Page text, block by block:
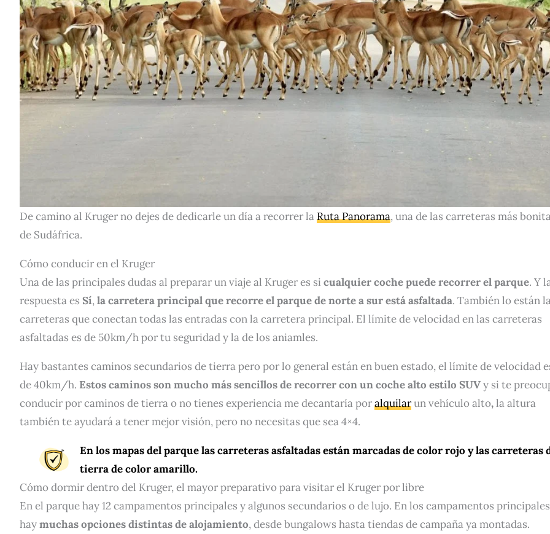
De camino al Kruger no dejes de dedicarle un día a recorrer laRuta Panorama, una de las carreteras más
de Sudáfrica.
Cómo conducir en el Kruger
Una de las principales dudas al preparar un viaje al Kruger es si cualquier coche puede recorrer el parque. Y
respuesta es Sí,la carretera principal que recorre el parque de norte a sur está asfaltada. También lo están
carreteras que conectan todas las entradas con la carretera principal. El límite de velocidad en las carreteras
asfaltadas es de 50km/h por tu seguridad y la de los aniamles.
Hay bastantes caminos secundarios de tierra pero por lo general están en buen estado, el límite de velocidad
de 40km/h. Estos caminos son mucho más sencillos de recorrer con un coche alto estilo SUVy si te
conducir por caminos de tierra o no tienes experiencia me decantaría poralquilarun vehículo alto,la altura
también te ayudará a tener mejor visión, pero no necesitas que sea 4×4.
En los mapas del parque las carreteras asfaltadas están marcadas de color rojo y las carreteras
tierra de color amarillo.
Cómo dormir dentro del Kruger, el mayor preparativo para visitar el Kruger por libre
En el parque hay 12 campamentos principales y algunos secundarios o de lujo. En los campamentos principales
haymuchas opciones distintas de alojamiento, desde bungalows hasta tiendas de campaña ya montadas.